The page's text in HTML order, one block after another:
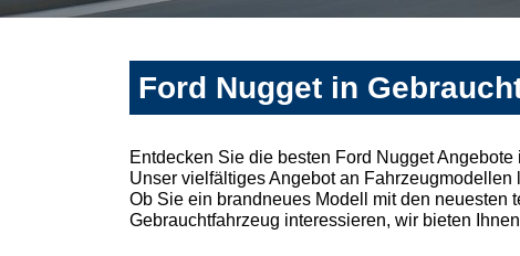
Ford Nugget in
Entdecken Sie die besten Ford Nugget
Unser vielfältiges Angebot an Fahrzeugmodellen
Ob Sie ein brandneues Modell mit den neuesten
Gebrauchtfahrzeug interessieren, wir bieten